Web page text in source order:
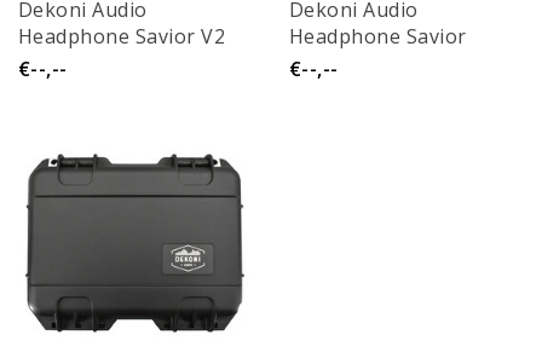
Dekoni Audio
Headphone Savior V2
€--,--
Dekoni Audio
Headphone Savior
€--,--